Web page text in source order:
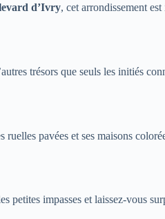
d’Ivry, cet arrondissement
trésors que seuls les initiés
pavées et ses maisons
petites impasses et laissez-vous